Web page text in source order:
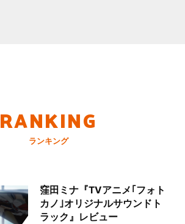
RANKING
ランキング
窪田ミナ『TVアニメ｢フォト
カノ｣オリジナルサウンドト
ラック』レビュー